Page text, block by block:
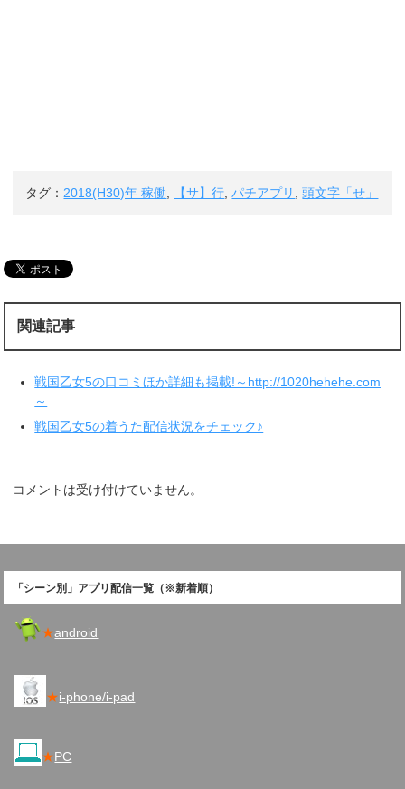
タグ：2018(H30)年 稼働, 【サ】行,パチアプリ ,頭文字「せ」
関連記事
戦国乙女5の口コミほか詳細も掲載!～http://1020hehehe.com
～
戦国乙女5の着うた配信状況をチェック♪
コメントは受け付けていません。
「シーン別」アプリ配信一覧（※新着順）
★android
★i-phone/i-pad
★PC